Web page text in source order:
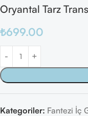
Oryantal Tarz
₺699.00
Kategoriler: Fantezi İç